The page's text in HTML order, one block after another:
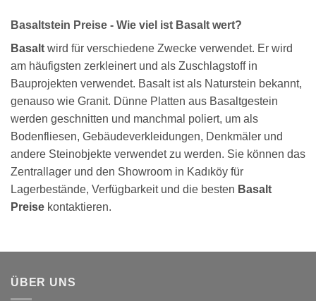
Basaltstein Preise - Wie viel ist Basalt wert?
Basalt wird für verschiedene Zwecke verwendet. Er wird
am häufigsten zerkleinert und als Zuschlagstoff in
Bauprojekten verwendet. Basalt ist als Naturstein bekannt,
genauso wie Granit. Dünne Platten aus Basaltgestein
werden geschnitten und manchmal poliert, um als
Bodenfliesen, Gebäudeverkleidungen, Denkmäler und
andere Steinobjekte verwendet zu werden. Sie können das
Zentrallager und den Showroom in Kadıköy für
Lagerbestände, Verfügbarkeit und die besten Basalt
Preise kontaktieren.
ÜBER UNS